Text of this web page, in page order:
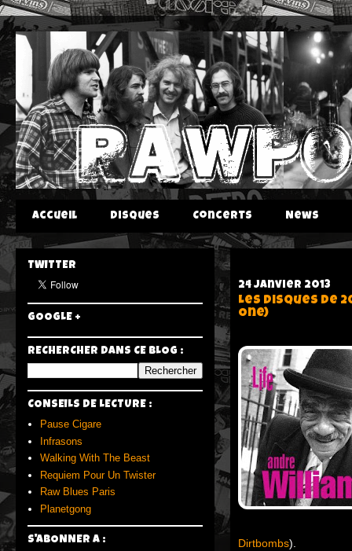
Accueil Disques Concerts News
24 janvier 2013
Les Disques De
One)
Dirtbombs).
TWITTER
GOOGLE +
RECHERCHER DANS CE BLOG :
CONSEILS DE LECTURE :
Pause Cigare
Infrasons
Walking With The Beast
Requiem Pour Un Twister
Raw Blues Paris
Planetgong
S'ABONNER A :